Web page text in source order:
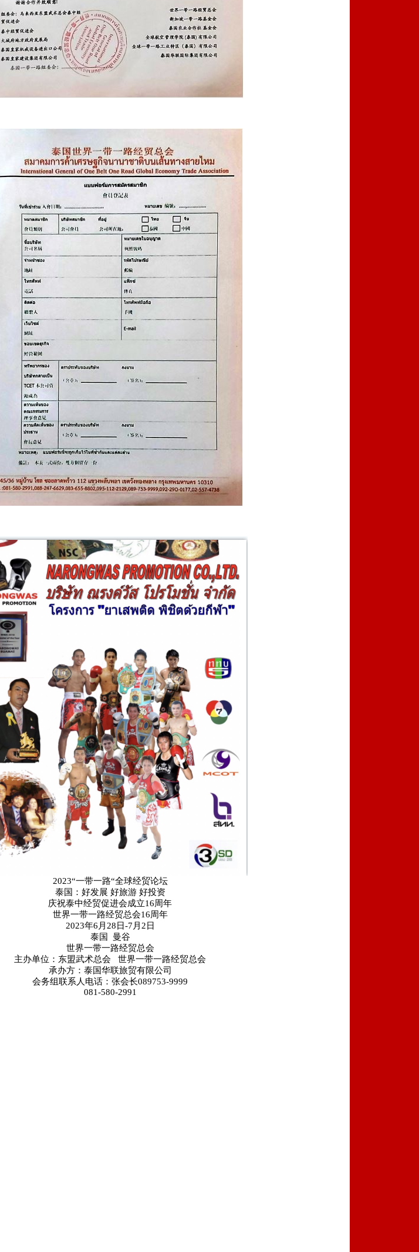
2023“一带一路“全球经贸论坛
泰国：好发展 好旅游 好投资
庆祝泰中经贸促进会成立16周年
世界一带一路经贸总会16周年
2023年6月28日-7月2日
泰国 曼谷
世界一带一路经贸总会
主办单位：东盟武术总会 世界一带一路经贸总会
承办方：泰国华联旅贸有限公司
会务组联系人电话：张会长089753-9999
081-580-2991